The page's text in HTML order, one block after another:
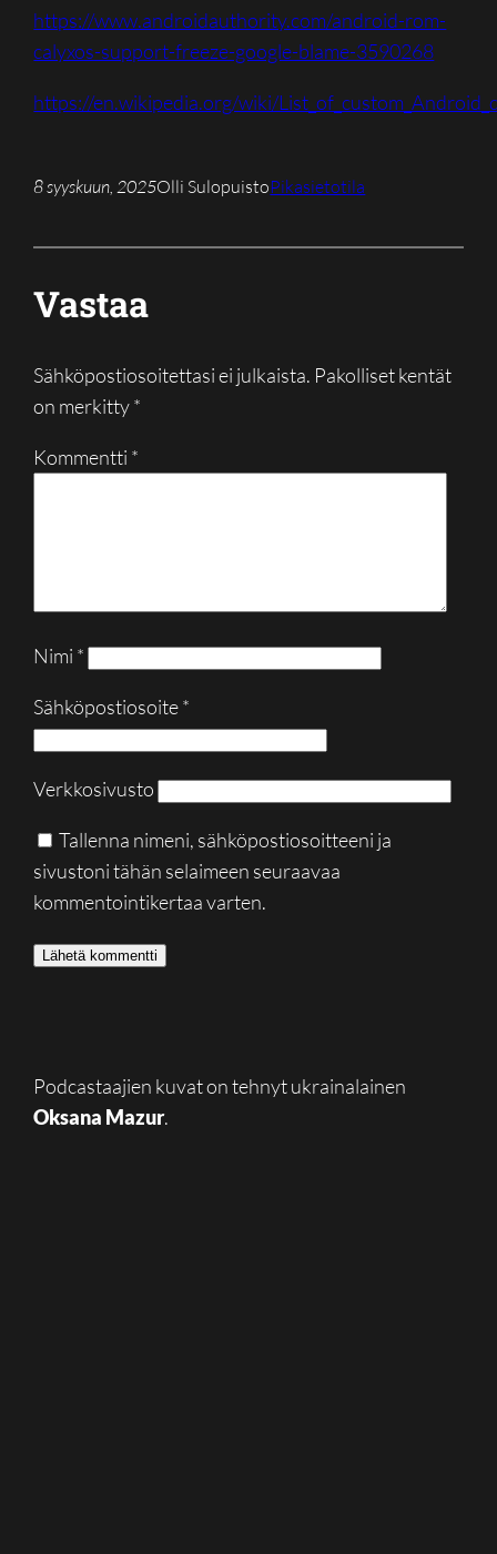
https://www.androidauthority.com/android-rom-
calyxos-support-freeze-google-blame-3590268
https://en.wikipedia.org/wiki/
8 syyskuun, 2025Olli SulopuistoPikasietotila
Vastaa
Sähköpostiosoitettasi ei julkaista. Pakolliset kentät
on merkitty*
Kommentti *
Nimi *
Sähköpostiosoite*
Verkkosivusto
Tallenna nimeni, sähköpostiosoitteeni ja
sivustoni tähän selaimeen seuraavaa
kommentointikertaa varten.
Podcastaajien kuvat on tehnyt ukrainalainen
Oksana Mazur.